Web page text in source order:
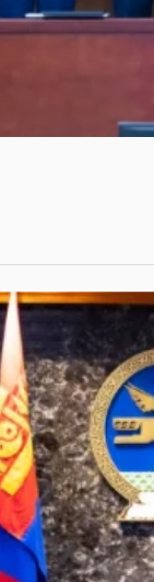
реформын
сайжруулж,